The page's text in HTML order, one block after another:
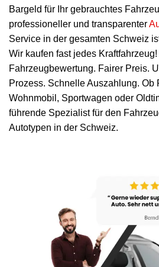
Bargeld für Ihr gebrauchtes
professioneller und transparenter
Service in der gesamten Schweiz
Wir kaufen fast jedes
Fahrzeugbewertung. Fairer Preis.
Prozess. Schnelle Auszahlung. Ob
Wohnmobil, Sportwagen oder
führende Spezialist für den
Autotypen in der Schweiz.